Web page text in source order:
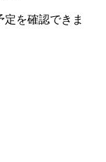
を確認できま